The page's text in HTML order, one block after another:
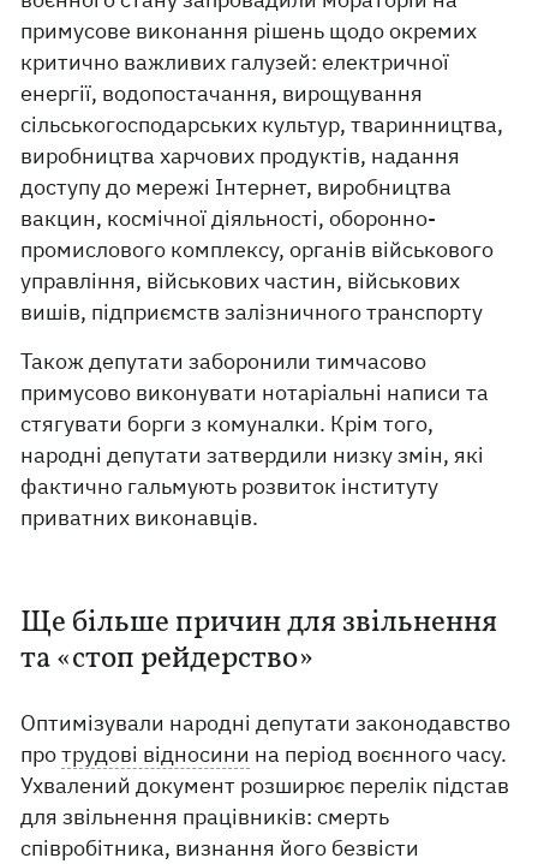
примусове виконання рішень щодо окремих
критично важливих галузей: електричної
енергії, водопостачання, вирощування
сільськогосподарських культур, тваринництва,
виробництва харчових продуктів, надання
доступу до мережі Інтернет, виробництва
вакцин, космічної діяльності, оборонно-
промислового комплексу, органів військового
управління, військових частин, військових
вишів, підприємств залізничного транспорту
Також депутати заборонили тимчасово
примусово виконувати нотаріальні написи та
стягувати борги з комуналки. Крім того,
народні депутати затвердили низку змін, які
фактично гальмують розвиток інституту
приватних виконавців.
Ще більше причин для звільнення
та «стоп рейдерство»
Оптимізували народні депутати законодавство
протрудові відносини на період воєнного часу.
Ухвалений документ розширює перелік підстав
для звільнення працівників: смерть
співробітника, визнання його безвісти